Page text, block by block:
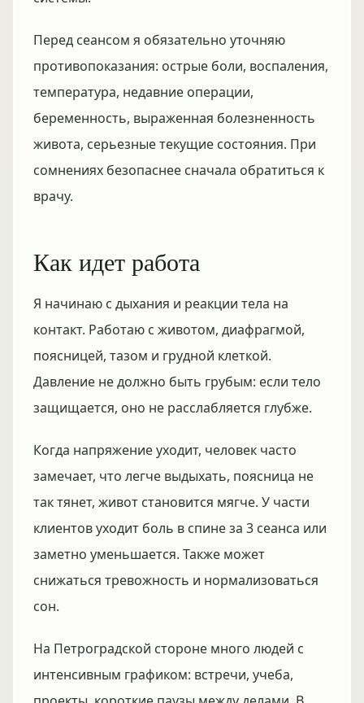
Перед сеансом я обязательно уточняю
противопоказания: острые боли, воспаления,
температура, недавние операции,
беременность, выраженная болезненность
живота, серьезные текущие состояния. При
сомнениях безопаснее сначала обратиться к
врачу.
Как идет работа
Я начинаю с дыхания и реакции тела на
контакт. Работаю с животом, диафрагмой,
поясницей, тазом и грудной клеткой.
Давление не должно быть грубым: если тело
защищается, оно не расслабляется глубже.
Когда напряжение уходит, человек часто
замечает, что легче выдыхать, поясница не
так тянет, живот становится мягче. У части
клиентов уходит боль в спине за 3 сеанса или
заметно уменьшается. Также может
снижаться тревожность и нормализоваться
сон.
На Петроградской стороне много людей с
интенсивным графиком: встречи, учеба,